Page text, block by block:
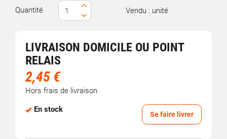
Quantité Vendu : unité
LIVRAISON DOMICILE OU POINT
RELAIS
2,45 €
Hors frais de livraison
En stock
Se faire livrer